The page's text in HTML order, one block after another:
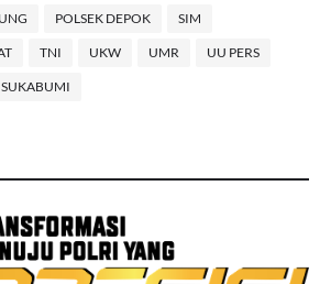
POLSEK DEPOK SIM
TNI UKW UMR UU PERS